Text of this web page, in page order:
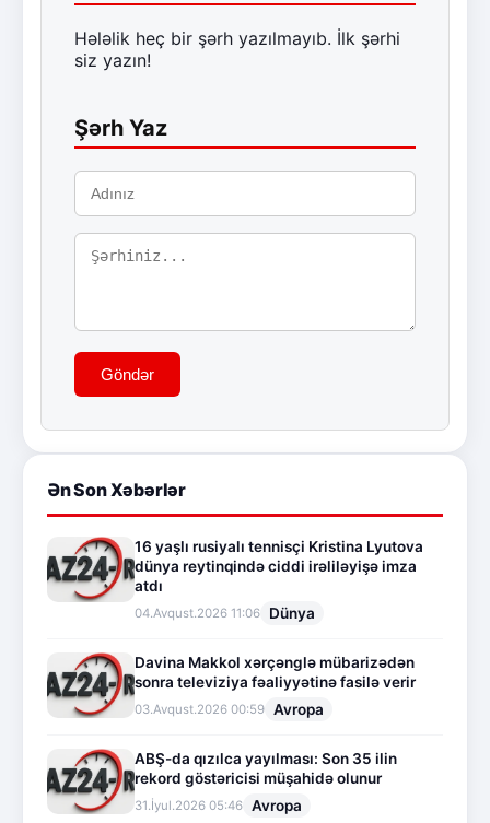
Hələlik heç bir şərh yazılmayıb. İlk şərhi
siz yazın!
Şərh Yaz
Göndər
Ən Son Xəbərlər
16 yaşlı rusiyalı tennisçi Kristina Lyutova
dünya reytinqində ciddi irəliləyişə imza
atdı
04.Avqust.2026 11:06 Dünya
Davina Makkol xərçənglə mübarizədən
sonra televiziya fəaliyyətinə fasilə verir
03.Avqust.2026 00:59 Avropa
ABŞ-da qızılca yayılması: Son 35 ilin
rekord göstəricisi müşahidə olunur
31.İyul.2026 05:46 Avropa